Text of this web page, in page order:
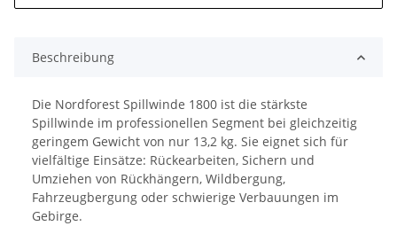
Beschreibung
Die Nordforest Spillwinde 1800 ist die stärkste
Spillwinde im professionellen Segment bei gleichzeitig
geringem Gewicht von nur 13,2 kg. Sie eignet sich für
vielfältige Einsätze: Rückearbeiten, Sichern und
Umziehen von Rückhängern, Wildbergung,
Fahrzeugbergung oder schwierige Verbauungen im
Gebirge.